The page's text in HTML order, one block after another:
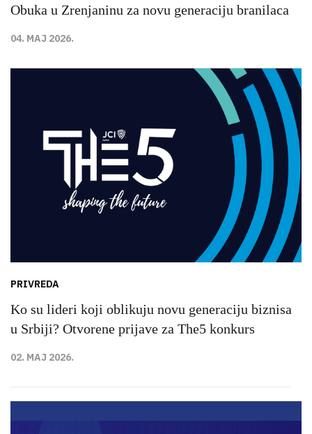
Obuka u Zrenjaninu za novu generaciju branilaca
04. MAJ 2026.
PRIVREDA
Ko su lideri koji oblikuju novu generaciju biznisa
u Srbiji? Otvorene prijave za The5 konkurs
02. MAJ 2026.